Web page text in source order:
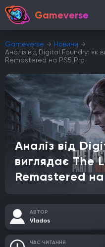
Gameverse
Gameverse
Новини
Аналіз від Digital Foundry: як
Remastered на PS5 Pro
Аналіз від
виглядає The
Remastered
АВТОР
Vlados
ЧАС ЧИТАННЯ